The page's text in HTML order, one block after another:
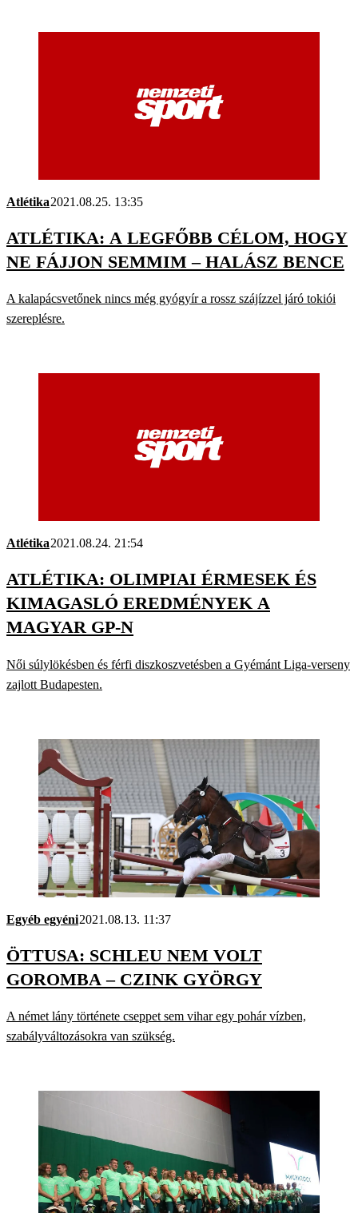
Atlétika2021.08.25. 13:35
ATLÉTIKA: A LEGFŐBB CÉLOM, HOGY
NE FÁJJON SEMMIM – HALÁSZ BENCE
A kalapácsvetőnek nincs még gyógyír a rossz szájízzel járó tokiói
szereplésre.
Atlétika2021.08.24. 21:54
ATLÉTIKA: OLIMPIAI ÉRMESEK ÉS
KIMAGASLÓ EREDMÉNYEK A
MAGYAR GP-N
Női súlylökésben és férfi diszkoszvetésben a Gyémánt Liga-verseny
zajlott Budapesten.
Egyéb egyéni2021.08.13. 11:37
ÖTTUSA: SCHLEU NEM VOLT
GOROMBA – CZINK GYÖRGY
A német lány története cseppet sem vihar egy pohár vízben,
szabályváltozásokra van szükség.